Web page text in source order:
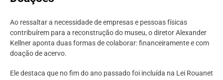
Ao ressaltar a necessidade de empresas e pessoas físicas
contribuírem para a reconstrução do museu, o diretor Alexander
Kellner aponta duas formas de colaborar: financeiramente e com
doação de acervo.
Ele destaca que no fim do ano passado foi incluída na Lei Rouanet